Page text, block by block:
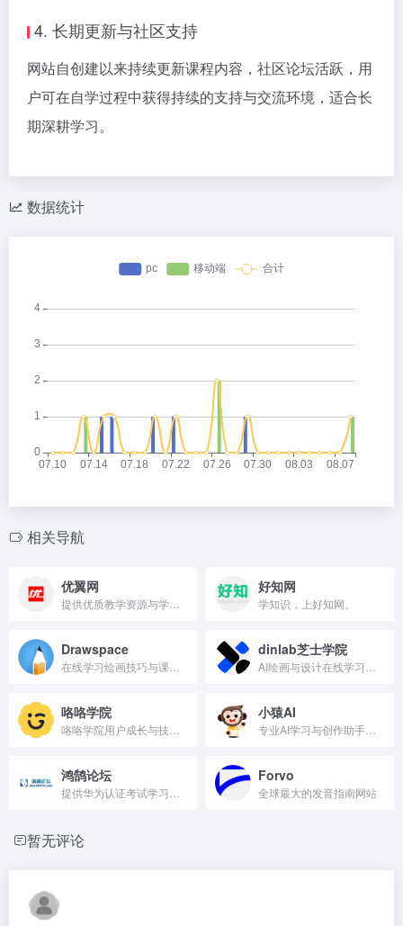
4. 长期更新与社区支持
网站自创建以来持续更新课程内容，社区论坛活跃，用
户可在自学过程中获得持续的支持与交流环境，适合长
期深耕学习。
数据统计
相关导航
优翼网 好知网
学知识，上好知网。
Drawspace dinlab芝士学院
咯咯学院 小猿AI
鸿鹄论坛 Forvo
全球最大的发音指南网站
暂无评论